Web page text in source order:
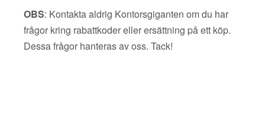
OBS: Kontakta aldrig Kontorsgiganten om du har
frågor kring rabattkoder eller ersättning på ett köp.
Dessa frågor hanteras av oss. Tack!